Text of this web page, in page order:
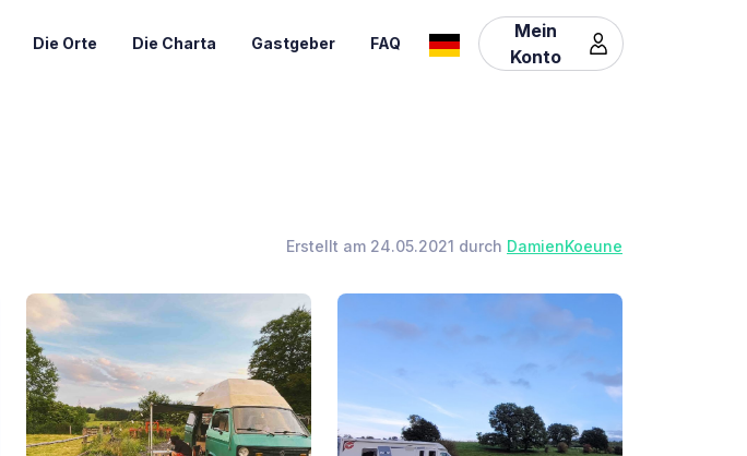
Die Orte Die Charta Gastgeber FAQ
Mein
Konto
Erstellt am 24.05.2021 durch DamienKoeune